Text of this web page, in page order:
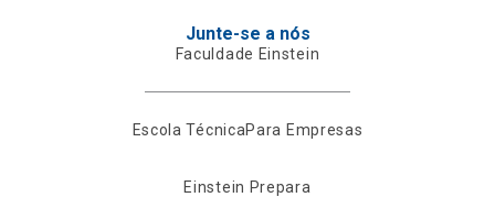
Junte-se a nós
Faculdade Einstein
Escola TécnicaPara Empresas
Einstein Prepara